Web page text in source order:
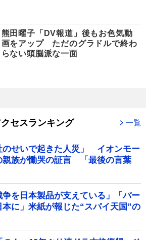
熊田曜子「DV報道」後もお色気動
画をアップ ただのグラドルで終わ
らない頭脳派な一面
セスランキング 一覧
のせいで起きた人災」 イオンモー
親族が慟哭の証言 「最後の言葉
争を日本製品が支えている」「パー
本に」米紙が報じた“スパイ天国”の